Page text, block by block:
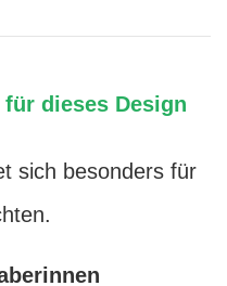
dieses Design
sich besonders für